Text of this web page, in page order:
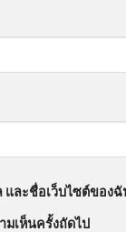
และชื่อเว็บไซต์ของฉั
มเห็นครั้งถัดไป